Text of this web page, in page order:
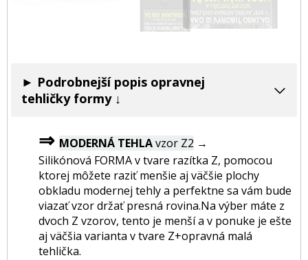
► Podrobnejší popis opravnej
tehličky formy ↓
⇒ MODERNÁ TEHLAvzor Z2 →
Silikónová FORMA v tvare razítka Z, pomocou
ktorej môžete raziť menšie aj väčšie plochy
obkladu modernej tehly a perfektne sa vám bude
viazať vzor držať presná rovina.Na výber máte z
dvoch Z vzorov, tento je menší a v ponuke je ešte
aj väčšia varianta v tvare Z+opravná malá
tehlička.